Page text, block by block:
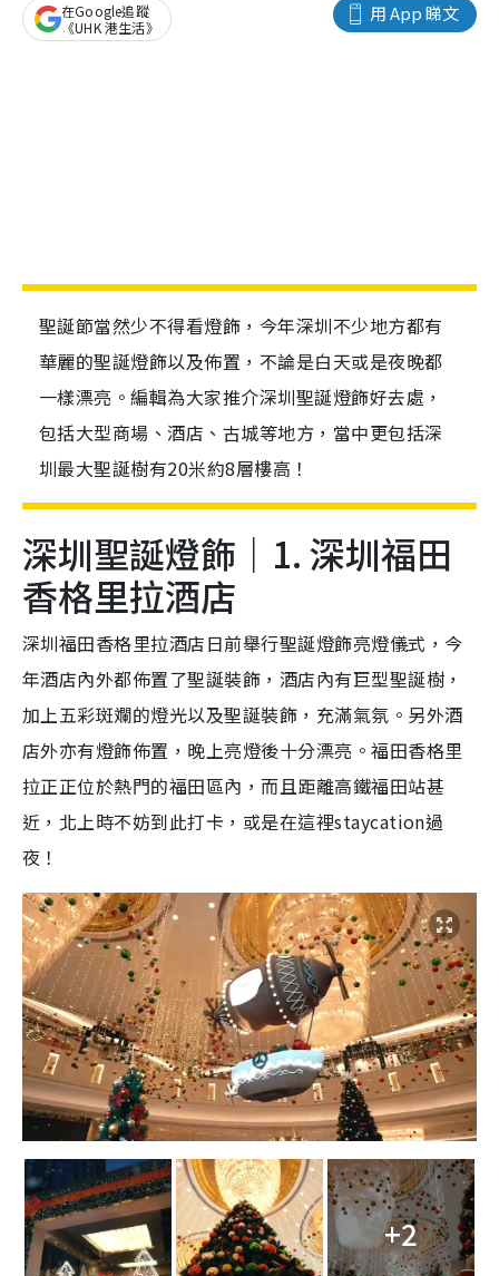
用 App 睇文
在Google追蹤
《UHK 港生活》
聖誕節當然少不得看燈飾，今年深圳不少地方都有
華麗的聖誕燈飾以及佈置，不論是白天或是夜晚都
一樣漂亮。編輯為大家推介深圳聖誕燈飾好去處，
包括大型商場、酒店、古城等地方，當中更包括深
圳最大聖誕樹有20米約8層樓高！
深圳聖誕燈飾｜1. 深圳福田
香格里拉酒店
深圳福田香格里拉酒店日前舉行聖誕燈飾亮燈儀式，今
年酒店內外都佈置了聖誕裝飾，酒店內有巨型聖誕樹，
加上五彩斑斕的燈光以及聖誕裝飾，充滿氣氛。另外酒
店外亦有燈飾佈置，晚上亮燈後十分漂亮。福田香格里
拉正正位於熱門的福田區內，而且距離高鐵福田站甚
近，北上時不妨到此打卡，或是在這裡staycation過
夜！
+2